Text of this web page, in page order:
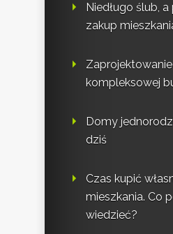
Niedługo ślub,
zakup
Zaprojektowanie
kompleksowej
Domy
dziś
Czas kupić
mieszkania. Co
wiedzieć?